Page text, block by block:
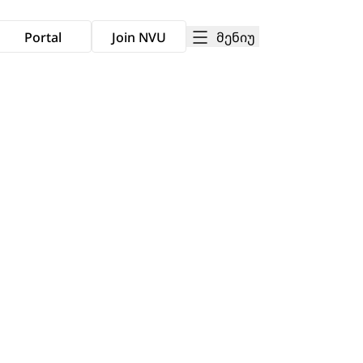
Portal Join NVU მენიუ